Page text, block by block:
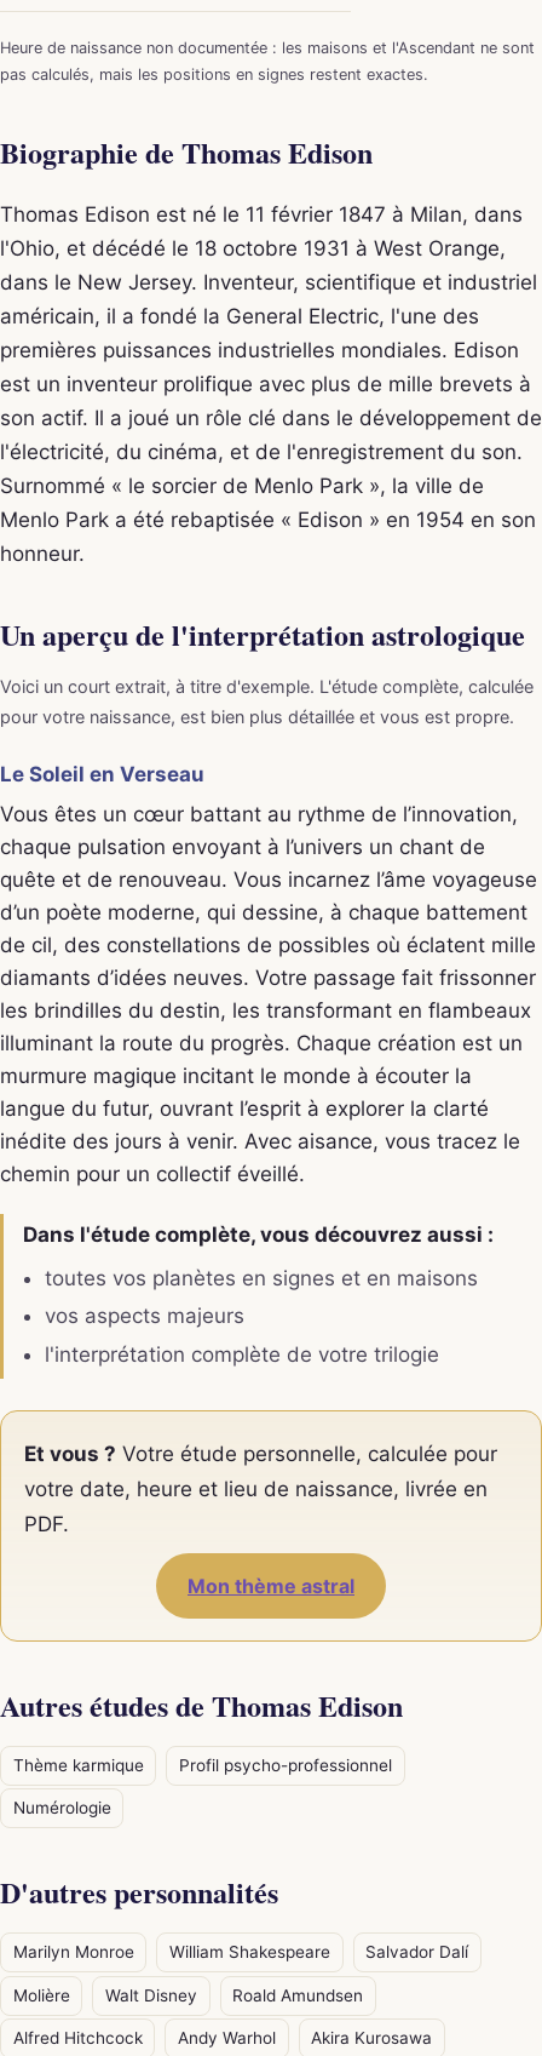
Heure de naissance non documentée : les maisons et l'Ascendant ne sont
pas calculés, mais les positions en signes restent exactes.
Biographie de Thomas Edison
Thomas Edison est né le 11 février 1847 à Milan, dans
l'Ohio, et décédé le 18 octobre 1931 à West Orange,
dans le New Jersey. Inventeur, scientifique et industriel
américain, il a fondé la General Electric, l'une des
premières puissances industrielles mondiales. Edison
est un inventeur prolifique avec plus de mille brevets à
son actif. Il a joué un rôle clé dans le développement de
l'électricité, du cinéma, et de l'enregistrement du son.
Surnommé « le sorcier de Menlo Park », la ville de
Menlo Park a été rebaptisée « Edison » en 1954 en son
honneur.
Un aperçu de l'interprétation astrologique
Voici un court extrait, à titre d'exemple. L'étude complète, calculée
pour votre naissance, est bien plus détaillée et vous est propre.
Le Soleil en Verseau
Vous êtes un cœur battant au rythme de l’innovation,
chaque pulsation envoyant à l’univers un chant de
quête et de renouveau. Vous incarnez l’âme voyageuse
d’un poète moderne, qui dessine, à chaque battement
de cil, des constellations de possibles où éclatent mille
diamants d’idées neuves. Votre passage fait frissonner
les brindilles du destin, les transformant en flambeaux
illuminant la route du progrès. Chaque création est un
murmure magique incitant le monde à écouter la
langue du futur, ouvrant l’esprit à explorer la clarté
inédite des jours à venir. Avec aisance, vous tracez le
chemin pour un collectif éveillé.
Dans l'étude complète, vous découvrez aussi :
toutes vos planètes en signes et en maisons
vos aspects majeurs
l'interprétation complète de votre trilogie
Et vous ? Votre étude personnelle, calculée pour
votre date, heure et lieu de naissance, livrée en
PDF.
Mon thème astral
Autres études de Thomas Edison
Thème karmique Profil psycho-professionnel
Numérologie
D'autres personnalités
Marilyn Monroe William Shakespeare Salvador Dalí
Molière Walt Disney Roald Amundsen
Alfred Hitchcock Andy Warhol Akira Kurosawa